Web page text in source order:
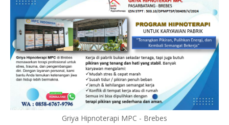
Griya Hipnoterapi MPC - Brebes